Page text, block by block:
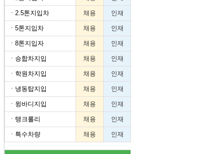
ㆍ 2.5톤지입차 채용 인재
ㆍ 5톤지입차 채용 인재
ㆍ 8톤지입자 채용 인재
ㆍ 승합차지입 채용 인재
ㆍ 학원차지입 채용 인재
ㆍ 냉동탑지입 채용 인재
ㆍ 윙바디지입 채용 인재
ㆍ 탱크롤리 채용 인재
ㆍ 특수차량 채용 인재